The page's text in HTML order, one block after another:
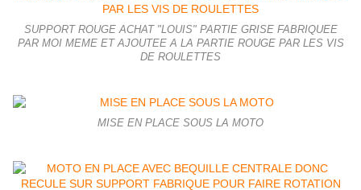
SUPPORT ROUGE ACHAT "LOUIS" PARTIE GRISE FABRIQUEE
PAR MOI MEME ET AJOUTEE A LA PARTIE ROUGE PAR LES VIS
DE ROULETTES
MISE EN PLACE SOUS LA MOTO